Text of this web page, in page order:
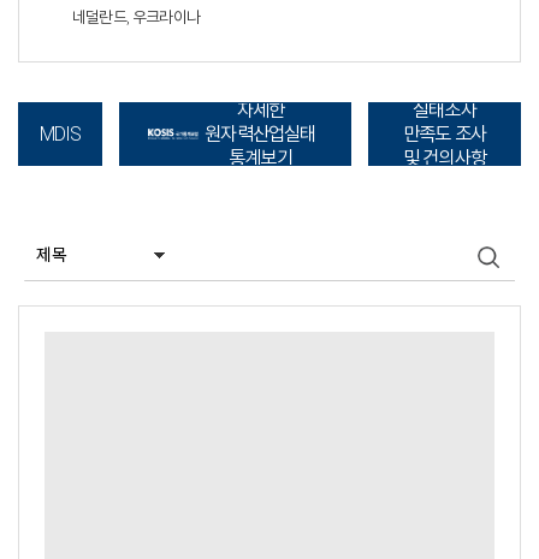
네덜란드, 우크라이나
MDIS
자세한
원자력산업실태
통계보기
실태조사
만족도 조사
및 건의사항